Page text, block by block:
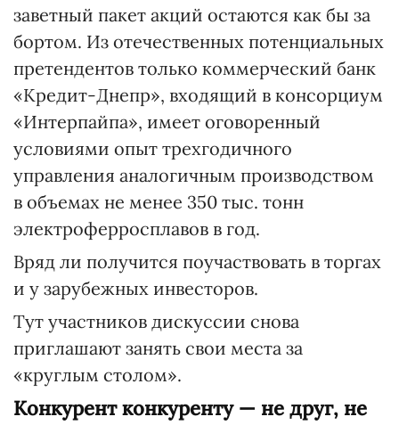
заветный пакет акций остаются как бы за
бортом. Из отечественных потенциальных
претендентов только коммерческий банк
«Кредит-Днепр», входящий в консорциум
«Интерпайпа», имеет оговоренный
условиями опыт трехгодичного
управления аналогичным производством
в объемах не менее 350 тыс. тонн
электроферросплавов в год.
Вряд ли получится поучаствовать в торгах
и у зарубежных инвесторов.
Тут участников дискуссии снова
приглашают занять свои места за
«круглым столом».
Конкурент конкуренту — не друг, не